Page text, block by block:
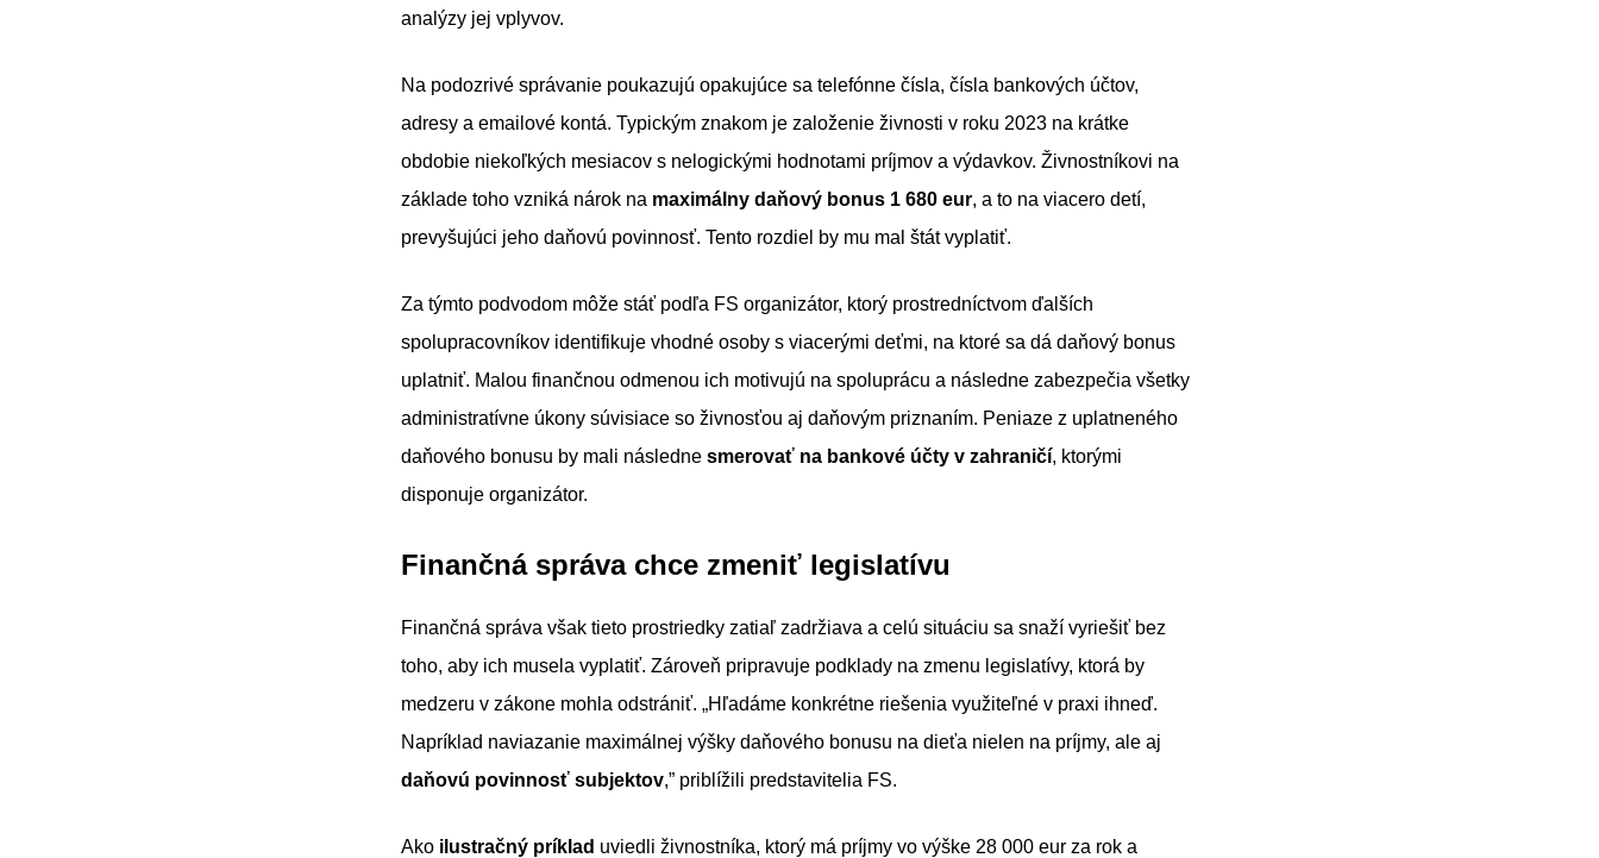
analýzy jej vplyvov.
Na podozrivé správanie poukazujú opakujúce sa telefónne čísla, čísla bankových účtov,
adresy a emailové kontá. Typickým znakom je založenie živnosti v roku 2023 na krátke
obdobie niekoľkých mesiacov s nelogickými hodnotami príjmov a výdavkov. Živnostníkovi na
základe toho vzniká nárok na maximálny daňový bonus 1 680 eur, a to na viacero detí,
prevyšujúci jeho daňovú povinnosť. Tento rozdiel by mu mal štát vyplatiť.
Za týmto podvodom môže stáť podľa FS organizátor, ktorý prostredníctvom ďalších
spolupracovníkov identifikuje vhodné osoby s viacerými deťmi, na ktoré sa dá daňový bonus
uplatniť. Malou finančnou odmenou ich motivujú na spoluprácu a následne zabezpečia všetky
administratívne úkony súvisiace so živnosťou aj daňovým priznaním. Peniaze z uplatneného
daňového bonusu by mali následne smerovať na bankové účty v zahraničí, ktorými
disponuje organizátor.
Finančná správa chce zmeniť legislatívu
Finančná správa však tieto prostriedky zatiaľ zadržiava a celú situáciu sa snaží vyriešiť bez
toho, aby ich musela vyplatiť. Zároveň pripravuje podklady na zmenu legislatívy, ktorá by
medzeru v zákone mohla odstrániť. „Hľadáme konkrétne riešenia využiteľné v praxi ihneď.
Napríklad naviazanie maximálnej výšky daňového bonusu na dieťa nielen na príjmy, ale aj
daňovú povinnosť subjektov,” priblížili predstavitelia FS.
Ako ilustračný príklad uviedli živnostníka, ktorý má príjmy vo výške 28 000 eur za rok a